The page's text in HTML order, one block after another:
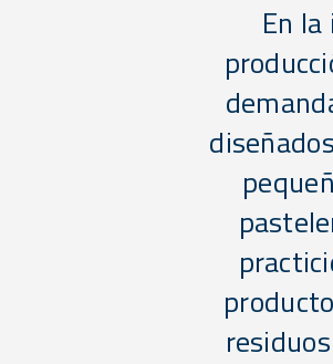
En